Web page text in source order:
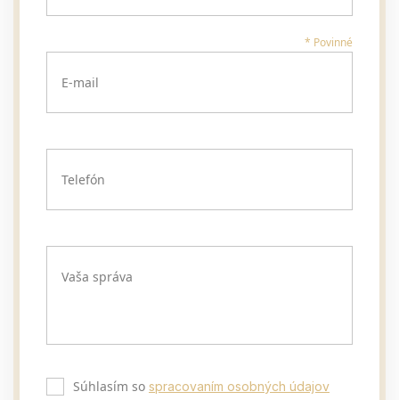
* Povinné
E-mail
Telefón
Vaša správa
Súhlasím so spracovaním osobných údajov